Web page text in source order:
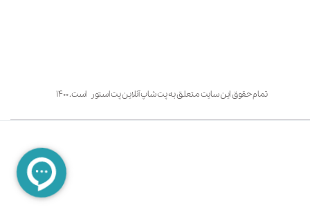
تمام حقوق این سایت متعلق به پت شاپ آنلاین پت استور است. ۱۴۰۰